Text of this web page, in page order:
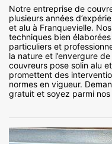
Notre entreprise de
plusieurs années
et alu à Franquevielle.
techniques bien
particuliers et
la nature et l’envergure
couvreurs pose solin alu
promettent des
normes en vigueur.
gratuit et soyez parmi